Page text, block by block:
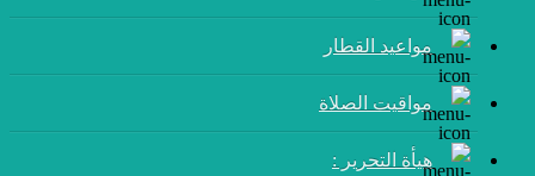
مواعيد القطار
مواقيت الصلاة
هيأة التحرير :